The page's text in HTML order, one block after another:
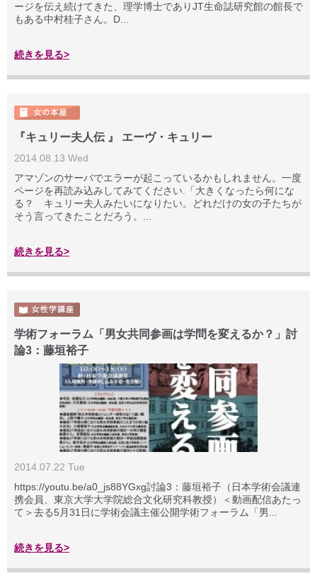
ージを伝え続けてきた、理学博士でありJT生命誌研究館の館長で
もある中村桂子さん。D...
続きを見る>
『キュリー夫人伝 』 エーヴ・キュリー
2014.08.13 Wed
アマゾンのサーバでエラーが起こっているかもしれません。一度
ページを再読み込みしてみてください.「大きくなったら何にな
る？ キュリー夫人みたいになりたい。どれだけの女の子たちが
そう言ってきたことだろう。...
続きを見る>
学術フォーラム「男女共同参画は学問を変えるか？」討
論3：藤垣裕子
2014.07.22 Tue
https://youtu.be/a0_js88YGxg討論3：藤垣裕子（日本学術会議連
携会員、東京大学大学院総合文化研究科教授）＜動画配信あたっ
て＞去る5月31日に学術会議主催公開学術フォーラム「男...
続きを見る>